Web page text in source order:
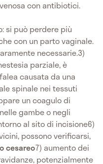
con antibiotici.
si può perdere più
con un parto vaginale.
necessarie.3)
parziale, è
causata da una
spinale nei tessuti
un coagulo di
gambe o negli
al sito di incisione6)
possono verificarsi,
cesareo7) aumento dei
potenzialmente